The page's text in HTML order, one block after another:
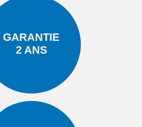
GARANTIE
2 ANS